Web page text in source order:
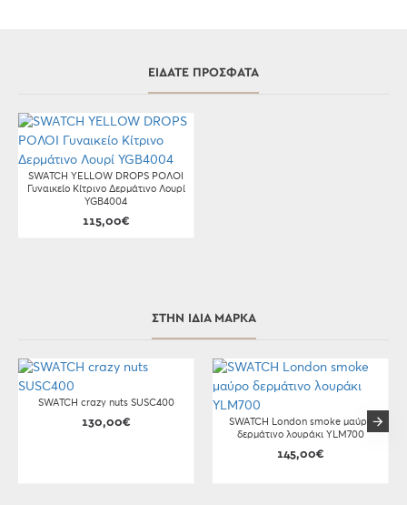
ΕΊΔΑΤΕ ΠΡΌΣΦΑΤΑ
SWATCH YELLOW DROPS ΡΟΛΟΙ
Γυναικείο Κίτρινο Δερμάτινο Λουρί
YGB4004
115,00€
ΣΤΗΝ ΊΔΙΑ ΜΆΡΚΑ
SWATCH crazy nuts SUSC400
130,00€
SWATCH London smoke μαύρο
δερμάτινο λουράκι YLM700
145,00€